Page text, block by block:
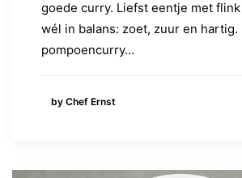
goede curry. Liefst eentje met
wél in balans: zoet, zuur en hartig.
pompoencurry…
by Chef Ernst